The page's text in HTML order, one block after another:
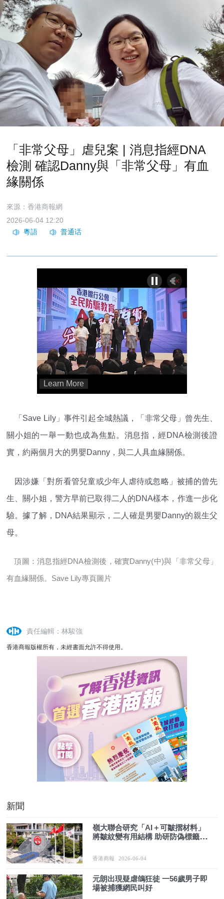
「非常父母」虐兒案 | 消息指經DNA
檢測 確認Danny與「非常父母」有血
緣關係
來源：香港商報網
2026-06-04 12:20
「Save Lily」事件引起全城熱議，「非常父母」曾先生、
關小姐的一舉一動也成為焦點。消息指，經DNA檢測後證
實，約兩個月大的男嬰Danny，與二人具血緣關係。
因涉嫌「對所看管兒童或少年人虐待或忽略」被捕的曾先
生、關小姐，警方早前已取得二人的DNA樣本，作進一步化
驗。據了解，DNA結果顯示，二人確是男嬰Danny的親生父
母。
頂圖：消息指經DNA檢測後，確實Danny(中)與「非常父母」
有血緣關係。Save Lily專頁圖片
責任編輯：林駿強
香港商報版權所有，未經書面允許不得使用。
新聞
嶺大聯合研究「AI＋可皺摺材料」
將皺紋變有用結構 助研防偽標籤、
香港商報 2026-06-04
元朗出現疑虐鴿狂徒 一56歲男子即
場被捕獲網民叫好